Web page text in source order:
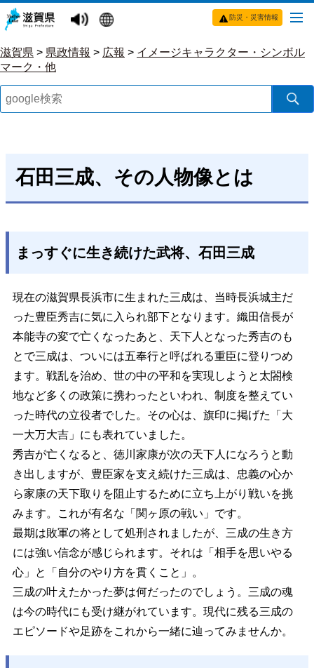
防災・災害情報
滋賀県 > 県政情報 > 広報 > イメージキャラクター・シンボル
マーク・他
石田三成、その人物像とは
まっすぐに生き続けた武将、石田三成
現在の滋賀県長浜市に生まれた三成は、当時長浜城主だ
った豊臣秀吉に気に入られ部下となります。織田信長が
本能寺の変で亡くなったあと、天下人となった秀吉のも
とで三成は、ついには五奉行と呼ばれる重臣に登りつめ
ます。戦乱を治め、世の中の平和を実現しようと太閤検
地など多くの政策に携わったといわれ、制度を整えてい
った時代の立役者でした。その心は、旗印に掲げた「大
一大万大吉」にも表れていました。
秀吉が亡くなると、徳川家康が次の天下人になろうと動
き出しますが、豊臣家を支え続けた三成は、忠義の心か
ら家康の天下取りを阻止するために立ち上がり戦いを挑
みます。これが有名な「関ヶ原の戦い」です。
最期は敗軍の将として処刑されましたが、三成の生き方
には強い信念が感じられます。それは「相手を思いやる
心」と「自分のやり方を貫くこと」。
三成の叶えたかった夢は何だったのでしょう。三成の魂
は今の時代にも受け継がれています。現代に残る三成の
エピソードや足跡をこれから一緒に辿ってみませんか。